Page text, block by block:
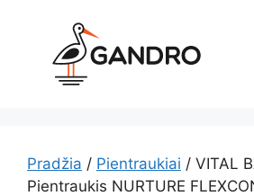
Pradžia / Pientraukiai / VITAL
Pientraukis NURTURE